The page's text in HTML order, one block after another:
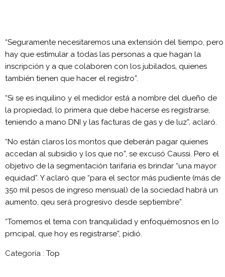
“Seguramente necesitaremos una extensión del tiempo, pero
hay que estimular a todas las personas a que hagan la
inscripción y a que colaboren con los jubilados, quienes
también tienen que hacer el registro”.
“Si se es inquilino y el medidor está a nombre del dueño de
la propiedad, lo primera que debe hacerse es registrarse,
teniendo a mano DNI y las facturas de gas y de luz”, aclaró.
“No están claros los montos que deberán pagar quienes
accedan al subsidio y los que no”, se excusó Caussi. Pero el
objetivo de la segmentación tarifaria es brindar “una mayor
equidad”. Y aclaró que “para el sector más pudiente (más de
350 mil pesos de ingreso mensual) de la sociedad habrá un
aumento, qeu será progresivo desde septiembre”.
“Tomemos el tema con tranquilidad y enfoquémosnos en lo
prncipal, que hoy es registrarse”, pidió.
Categoría : Top